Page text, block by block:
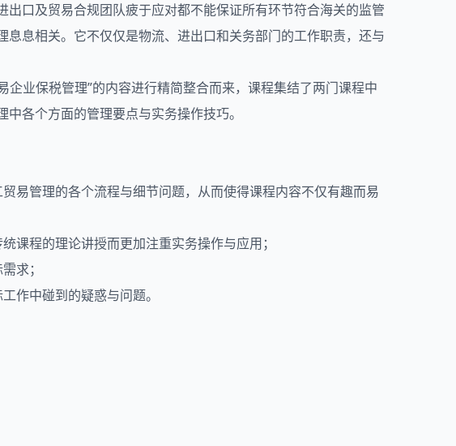
口及贸易合规团队疲于应对都不能保证所有环节符合海关的监管
息相关。它不仅仅是物流、进出口和关务部门的工作职责，还与
企业保税管理”的内容进行精简整合而来，课程集结了两门课程中
各个方面的管理要点与实务操作技巧。
易管理的各个流程与细节问题，从而使得课程内容不仅有趣而易
课程的理论讲授而更加注重实务操作与应用；
求；
作中碰到的疑惑与问题。